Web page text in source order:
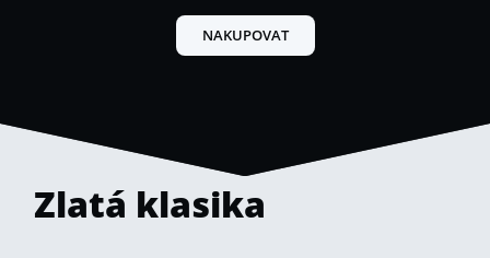
NAKUPOVAT
Zlatá klasika